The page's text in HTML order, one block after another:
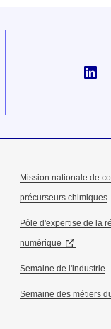
Mission nationale de
précurseurs chimiques
Pôle d'expertise de la
numérique
Semaine de l'industrie
Semaine des métiers